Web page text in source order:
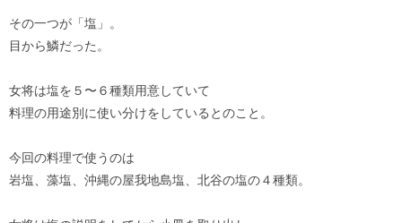
その一つが「塩」。
目から鱗だった。
女将は塩を５〜６種類用意していて
料理の用途別に使い分けをしているとのこと。
今回の料理で使うのは
岩塩、藻塩、沖縄の屋我地島塩、北谷の塩の４種類。